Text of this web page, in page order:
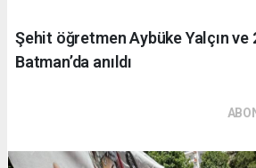
Şehit öğretmen Aybüke Yalçın ve
Batman’da anıldı